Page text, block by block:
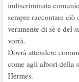
indiscriminata
sempre raccontare ciò
veramente di sè e del
vorrà.
Dovrà attendere
come agli albori della
Hermes.